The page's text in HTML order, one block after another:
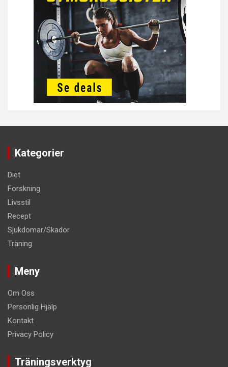
Kategorier
Diet
Forskning
Livsstil
Recept
Sjukdomar/Skador
Träning
Meny
Om Oss
Personlig Hjälp
Kontakt
Privacy Policy
Träningsverktyg